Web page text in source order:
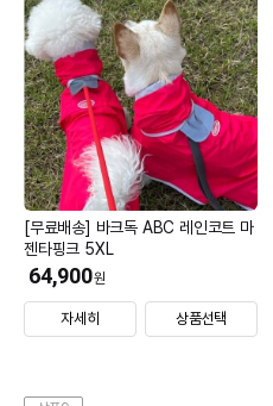
[무료배송] 바크독 ABC 레인코트 마
젠타핑크 5XL
64,900원
자세히 상품선택